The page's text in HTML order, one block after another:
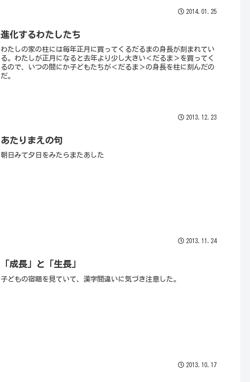
2014.01.25
進化するわたしたち
わたしの家の柱には毎年正月に買ってくるだるまの身長が刻まれてい
る。わたしが正月になると去年より少し大きい＜だるま＞を買ってく
るので、いつの間にか子どもたちが＜だるま＞の身長を柱に刻んだの
だ。
2013.12.23
あたりまえの句
朝日みて夕日をみたらまたあした
2013.11.24
「成長」と「生長」
子どもの宿題を見ていて、漢字間違いに気づき注意した。
2013.10.17